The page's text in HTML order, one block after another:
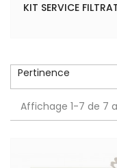
KIT SERVICE
Pertinence
Affichage 1-7 de 7